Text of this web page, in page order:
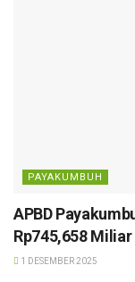
PAYAKUMBUH
APBD
Rp745,658
1 DESEMBER 2025